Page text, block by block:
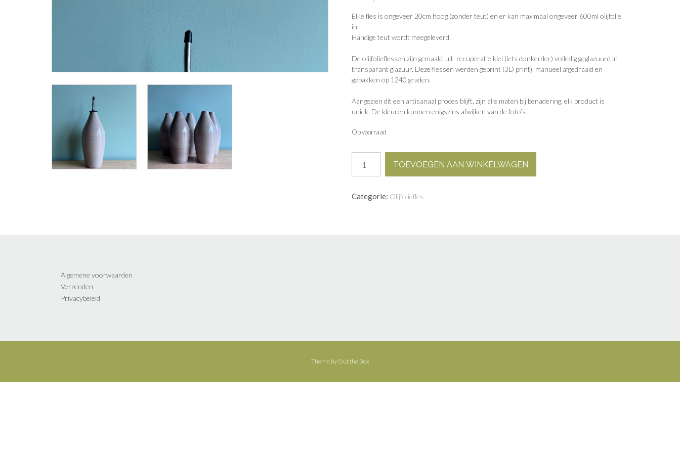
Elke fles is ongeveer 20cm hoog (zonder teut) en er kan maximaal ongeveer 600ml olijfolie
in.
Handige teut wordt meegeleverd.
De olijfolieflessen zijn gemaakt uit recuperatie klei (iets donkerder) volledig geglazuurd in
transparant glazuur. Deze flessen werden geprint (3D print), manueel afgedraaid en
gebakken op 1240 graden.
Aangezien dit een artisanaal proces blijft, zijn alle maten bij benadering, elk product is
uniek. De kleuren kunnen enigszins afwijken van de foto’s.
Op voorraad
geprint
in
in
TOEVOEGEN AAN WINKELWAGEN
Categorie: Olijfoliefles
Algemene voorwaarden
Verzenden
Privacybeleid
Theme by Out the Box